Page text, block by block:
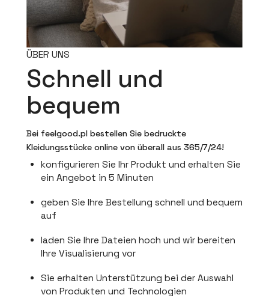
ÜBER UNS
Schnell und
bequem
Bei feelgood.pl bestellen Sie bedruckte
Kleidungsstücke online von überall aus 365/7/24!
konfigurieren Sie Ihr Produkt und erhalten Sie
ein Angebot in 5 Minuten
geben Sie Ihre Bestellung schnell und bequem
auf
laden Sie Ihre Dateien hoch und wir bereiten
Ihre Visualisierung vor
Sie erhalten Unterstützung bei der Auswahl
von Produkten und Technologien